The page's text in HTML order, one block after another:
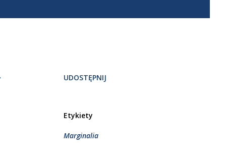
UDOSTĘPNIJ
Etykiety
Marginalia